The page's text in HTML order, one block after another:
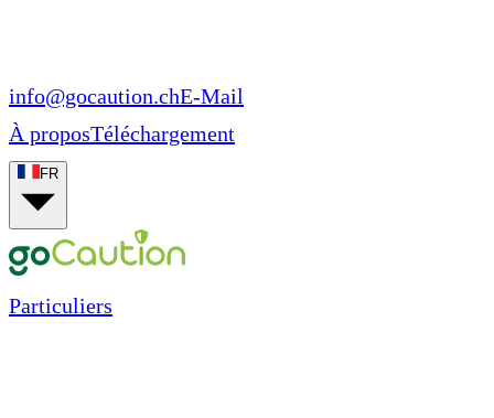
info@gocaution.chE-Mail
À proposTéléchargement
FR
Particuliers